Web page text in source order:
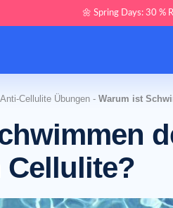
🌼 Spring Days: 30 %
Anti-Cellulite Übungen - Warum ist
Cellulite?